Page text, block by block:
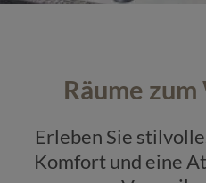
Räume
Erleben Sie
Komfort und eine